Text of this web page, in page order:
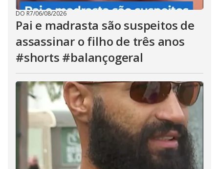
DO R7/06/08/2026
Pai e madrasta são suspeitos de
assassinar o filho de três anos
#shorts #balançogeral